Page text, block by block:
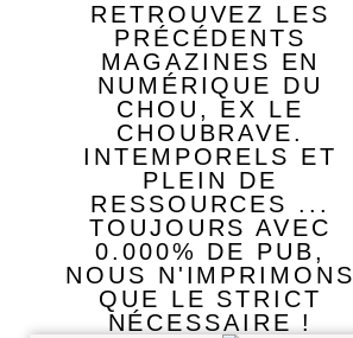
RETROUVEZ LES
PRÉCÉDENTS
MAGAZINES EN
NUMÉRIQUE DU
CHOU, EX LE
CHOUBRAVE.
INTEMPORELS ET
PLEIN DE
RESSOURCES ...
TOUJOURS AVEC
0.000% DE PUB,
NOUS N'IMPRIMONS
QUE LE STRICT
NÉCESSAIRE !